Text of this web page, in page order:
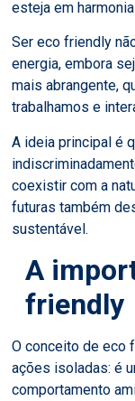
esteja em
Ser eco friendly
energia, embora
mais abrangente,
trabalhamos e
A ideia principal é
coexistir com a
futuras também
sustentável.
A
friendly
O conceito de eco
ações isoladas: é
comportamento